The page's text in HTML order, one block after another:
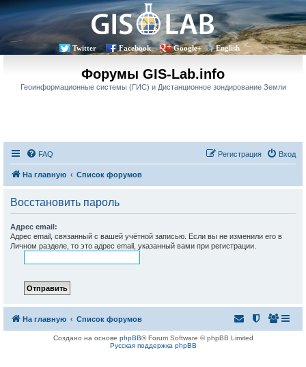
Twitter Facebook Google+ English
Форумы GIS-Lab.info
Геоинформационные системы (ГИС) и Дистанционное зондирование Земли
FAQ Вход
Регистрация
На главную Список форумов
Восстановить пароль
Адрес email:
Адрес email, связанный с вашей учётной записью. Если вы не изменили его в
Личном разделе, то это адрес email, указанный вами при регистрации.
На главную Список форумов
Создано на основе phpBB® Forum Software © phpBB Limited
Русская поддержка phpBB